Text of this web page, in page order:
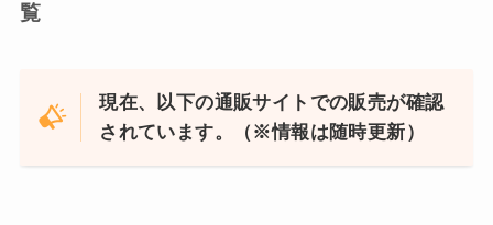
覧
現在、以下の通販サイトでの販売が確認
されています。（※情報は随時更新）